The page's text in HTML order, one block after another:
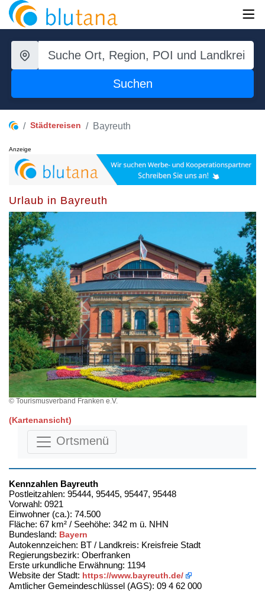
Suchen
Städtereisen Bayreuth
Anzeige
Urlaub in Bayreuth
© Tourismusverband Franken e.V.
(Kartenansicht)
Ortsmenü
Kennzahlen Bayreuth
Postleitzahlen: 95444, 95445, 95447, 95448
Vorwahl: 0921
Einwohner (ca.): 74.500
Fläche: 67 km² / Seehöhe: 342 m ü. NHN
Bundesland: Bayern
Autokennzeichen: BT / Landkreis: Kreisfreie Stadt
Regierungsbezirk: Oberfranken
Erste urkundliche Erwähnung: 1194
Website der Stadt: https://www.bayreuth.de/
Amtlicher Gemeindeschlüssel (AGS): 09 4 62 000